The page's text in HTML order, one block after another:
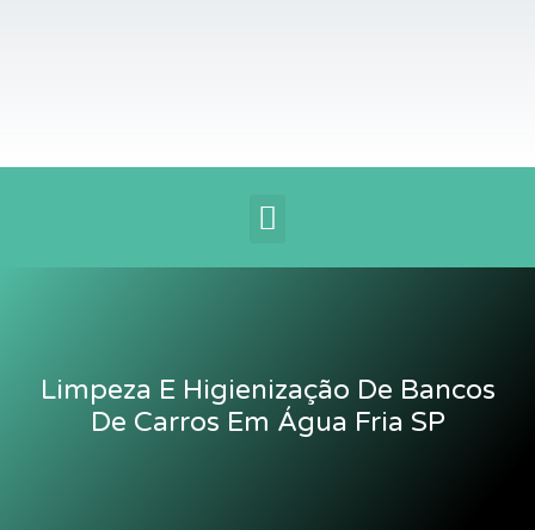
Menu
Limpeza E Higienização De Bancos
De Carros Em Água Fria SP